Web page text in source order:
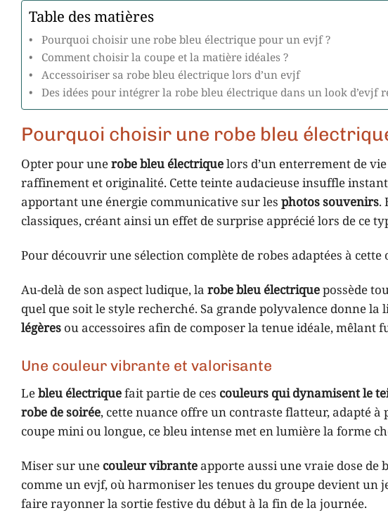
Table des matières
Pourquoi choisir une robe bleu électrique pour un evjf ?
Comment choisir la coupe et la matière idéales ?
Accessoiriser sa robe bleu électrique lors d’un evjf
Des idées pour intégrer la robe bleu électrique dans un look d’evjf
Pourquoi choisir une robe bleu
Opter pour unerobe bleu électriquelors d’un enterrement de
raffinement et originalité. Cette teinte audacieuse insuffle
apportant une énergie communicative sur les photos souvenirs.
classiques, créant ainsi un effet de surprise apprécié lors de ce
Pour découvrir une sélection complète de robes adaptées à cette
Au-delà de son aspect ludique, la robe bleu électriquepossède
quel que soit le style recherché. Sa grande polyvalence donne
légères ou accessoires afin de composer la tenue idéale, mêlant
Une couleur vibrante et valorisante
Lebleu électriquefait partie de ces couleurs qui dynamisent le
robe de soirée, cette nuance offre un contraste flatteur, adapté à
coupe mini ou longue, ce bleu intense met en lumière la forme
Miser sur une couleur vibranteapporte aussi une vraie dose de
comme un evjf, où harmoniser les tenues du groupe devient un
faire rayonner la sortie festive du début à la fin de la journée.